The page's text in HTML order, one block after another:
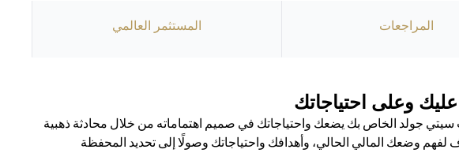
المراجعات المستثمر العالمي
وعلى احتياجاتك
سيتي جولد الخاص بك يضعك واحتياجاتك في صميم اهتماماته من خلال محادثة ذهبية
لفهم وضعك المالي الحالي، وأهدافك واحتياجاتك وصولًا إلى تحديد المحفظة